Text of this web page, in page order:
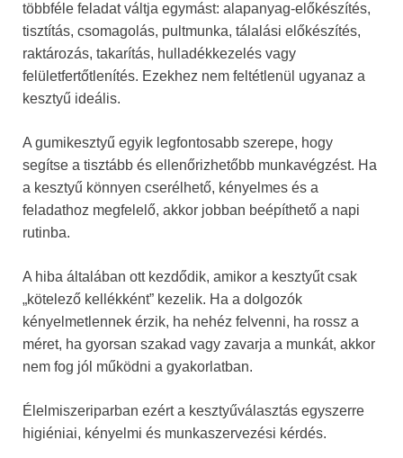
többféle feladat váltja egymást: alapanyag-előkészítés,
tisztítás, csomagolás, pultmunka, tálalási előkészítés,
raktározás, takarítás, hulladékkezelés vagy
felületfertőtlenítés. Ezekhez nem feltétlenül ugyanaz a
kesztyű ideális.
A gumikesztyű egyik legfontosabb szerepe, hogy
segítse a tisztább és ellenőrizhetőbb munkavégzést. Ha
a kesztyű könnyen cserélhető, kényelmes és a
feladathoz megfelelő, akkor jobban beépíthető a napi
rutinba.
A hiba általában ott kezdődik, amikor a kesztyűt csak
„kötelező kellékként” kezelik. Ha a dolgozók
kényelmetlennek érzik, ha nehéz felvenni, ha rossz a
méret, ha gyorsan szakad vagy zavarja a munkát, akkor
nem fog jól működni a gyakorlatban.
Élelmiszeriparban ezért a kesztyűválasztás egyszerre
higiéniai, kényelmi és munkaszervezési kérdés.